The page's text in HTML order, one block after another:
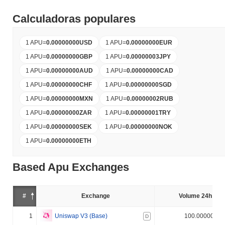
Calculadoras populares
1 APU=0.00000000USD 1 APU=0.00000000EUR
1 APU=0.00000000GBP 1 APU=0.00000003JPY
1 APU=0.00000000AUD 1 APU=0.00000000CAD
1 APU=0.00000000CHF 1 APU=0.00000000SGD
1 APU=0.00000000MXN 1 APU=0.00000002RUB
1 APU=0.00000000ZAR 1 APU=0.00000001TRY
1 APU=0.00000000SEK 1 APU=0.00000000NOK
1 APU=0.00000000ETH
Based Apu Exchanges
# Exchange Volume 24h (%)
1 Uniswap V3 (Base) D 100.000000%